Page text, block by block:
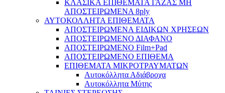
ΚΛΑΣΙΚΑ ΕΠΙΘΕΜΑΤΑ ΓΑΖΑΣ ΜΗ
ΑΠΟΣΤΕΙΡΩΜΕΝΑ 8ply
ΑΥΤΟΚΟΛΛΗΤΑ ΕΠΙΘΕΜΑΤΑ
ΑΠΟΣΤΕΙΡΩΜΕΝΑ ΕΙΔΙΚΩΝ ΧΡΗΣΕΩΝ
ΑΠΟΣΤΕΙΡΩΜΕΝΟ ΔΙΑΦΑΝΟ
ΑΠΟΣΤΕΙΡΩΜΕΝΟ Film+Pad
ΑΠΟΣΤΕΙΡΩΜΕΝΟ ΕΠΙΘΕΜΑ
ΕΠΙΘΕΜΑΤΑ ΜΙΚΡΟΤΡΑΥΜΑΤΩΝ
Αυτοκόλλητα Αδιάβροχα
Αυτοκόλλητα Μύτης